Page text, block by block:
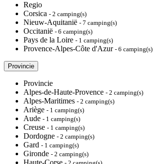
Regio
Corsica - 2 camping(s)
Nieuw-Aquitanië - 7 camping(s)
Occitanië - 6 camping(s)
Pays de la Loire - 1 camping(s)
Provence-Alpes-Côte d'Azur - 6 camping(s)
Provincie
Provincie
Alpes-de-Haute-Provence - 2 camping(s)
Alpes-Maritimes - 2 camping(s)
Ariège - 1 camping(s)
Aude - 1 camping(s)
Creuse - 1 camping(s)
Dordogne - 2 camping(s)
Gard - 1 camping(s)
Gironde - 2 camping(s)